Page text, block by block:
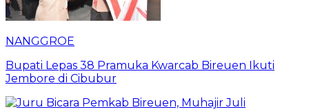
NANGGROE
Bupati Lepas 38 Pramuka Kwarcab Bireuen Ikuti
Jembore di Cibubur